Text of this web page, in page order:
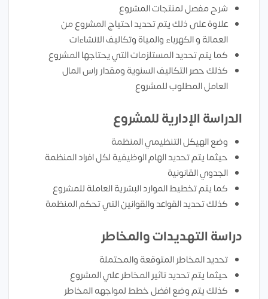
شرح مفصل لمنتجات المشروع
علاوة على ذلك يتم تحديد احتياج المشروع من
العمالة و الكهرباء والمياة وتكاليف الانشاءات
كما يتم تحديد المستلزمات التي يحتاجها المشروع
كذلك حصر التكاليف السنوية ومقدار راس المال
العامل المطلوب للمشروع
الدراسة الإدارية للمشروع
وضع الهيكل التنظيمي المنظمة
حيثما يتم تحديد الهام الوظيفية لكل افراد المنظمة
الجدوي القانونية
كما يتم تخطيط الموارد البشرية العاملة للمشروع
كذلك تحديد القواعد والقوانين التي تحكم المنظمة
دراسة التهديدات والمخاطر
تحديد المخاطر المتوقعة والمحتملة
حيثما يتم تحديد تاثير المخاطر علي المشروع
كذلك يتم وضع افضل خطط لمواجهه المخاطر